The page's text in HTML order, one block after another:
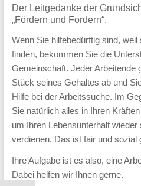
Jobcenter
Landkreis
Harz
Als
Jobcenter
betreuen
wir
rund
Der Leitgedanke der
„Fördern und Fordern“.
Wenn Sie hilfebedürftig sind, weil
finden, bekommen Sie die
Gemeinschaft. Jeder Arbeitende
Stück seines Gehaltes ab und
Hilfe bei der Arbeitssuche. Im
Sie natürlich alles in Ihren
um Ihren Lebensunterhalt wieder
verdienen. Das ist fair und sozial
Ihre Aufgabe ist es also, eine
Dabei helfen wir Ihnen gerne.